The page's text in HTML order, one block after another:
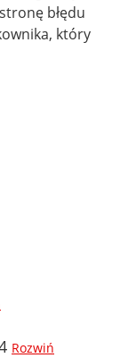
błędu
który
Rozwiń